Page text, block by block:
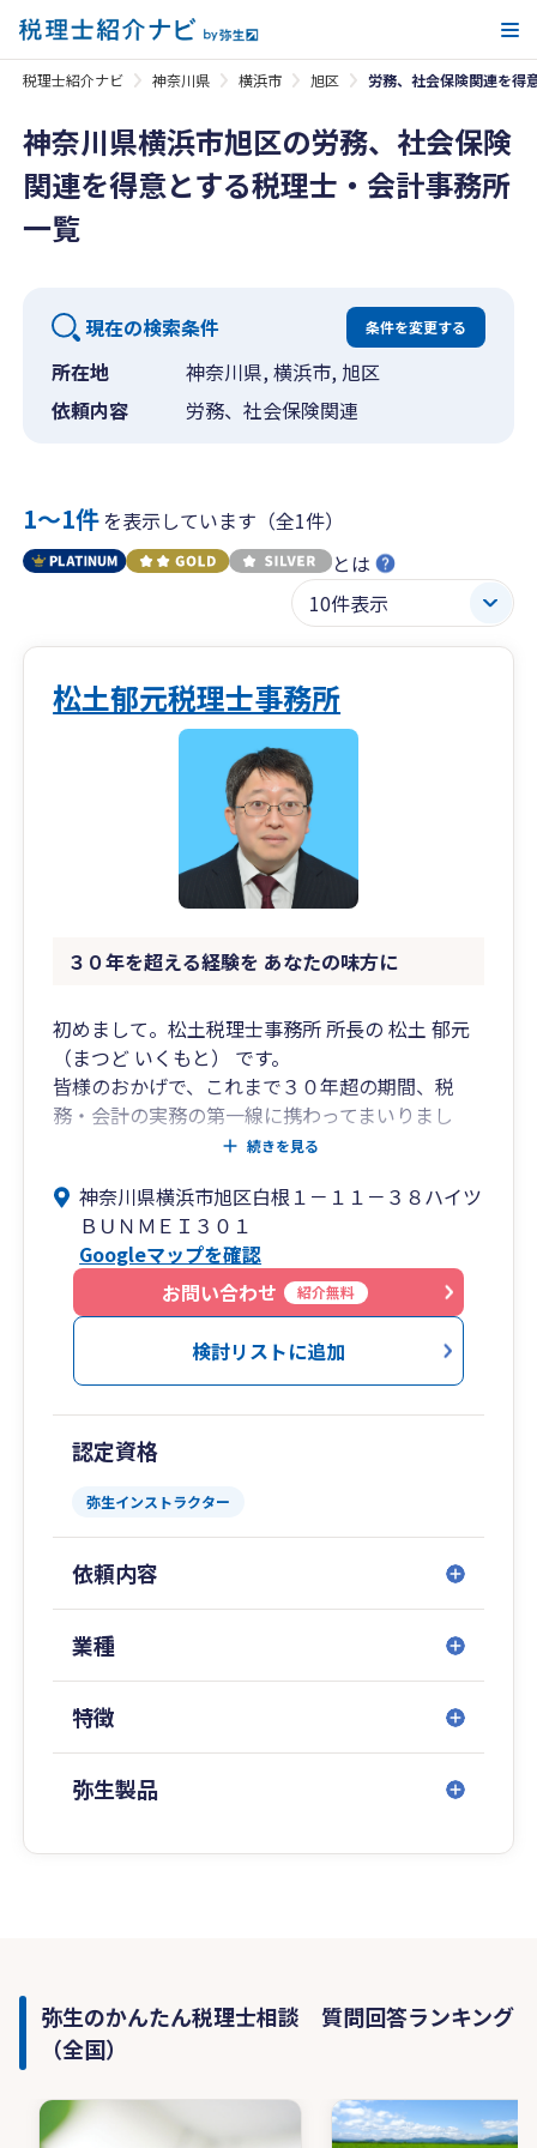
税理士紹介ナビ 神奈川県 横浜市 旭区 労務、社会保険関連を得
神奈川県横浜市旭区の労務、社会保険
関連を得意とする税理士・会計事務所
一覧
現在の検索条件 条件を変更する
所在地
神奈川県, 横浜市, 旭区
依頼内容
労務、社会保険関連
1〜1件を表示しています（全1件）
とは
松土郁元税理士事務所
３０年を超える経験を あなたの味方に
初めまして。松土税理士事務所 所長の 松土 郁元
（まつど いくもと） です。
皆様のおかげで、これまで３０年超の期間、税
務・会計の実務の第一線に携わってまいりまし
た。その中で一貫して大切にしているのは、「き
す。税金や会計の話は、専門用語が多く、どうし
ても分かりにくくなりがちです。だからこそ当事
務所では、「分からないまま進めないこと」「不
安を残さないこと」を何よりも重視しています。
小さな疑問や些細な不安でも構いません。「まず
相談してみよう」と思っていただける存在であり
たいと、常に考えています。
第94165号 東京地方税理士会 保土ヶ谷支部所
属）
当事務所では、法人・個人を問わず、「税務申
告」「決算書作成」「税務相談」「経営全般に関
するご相談」まで、幅広く対応しております。制
度や法律は常に変化しますが、単なる「制度説
明」にとどまらず、実務に即した“使えるアドバイ
ス” を重視し、最新の税制・制度動向にも目を配
りながら、実践的かつタイムリーなサポートを行
っています。
私は大学院にて商学修士号を取得後、３０年超の
期間、実務経験を積んでまいりました。また、学
を活かし、税務の枠にとどまらない経営視点での
います。
私たちが大切にしているのは、「話しやすさ」
「確かな実力」「誠実な対応」そしてモットー
は、「３０年の経験を、あなたの味方に。」信頼
続きを見る
神奈川県横浜市旭区白根１－１１－３８ハイツ
ＢＵＮＭＥＩ３０１
Googleマップを確認
お問い合わせ
紹介無料
検討リストに追加
認定資格
弥生インストラクター
依頼内容
業種
特徴
弥生製品
弥生のかんたん税理士相談 質問回答ランキング
（全国）